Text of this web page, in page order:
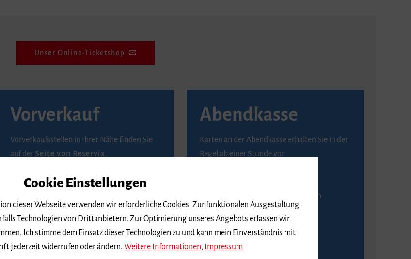
Unser Online-Ticketshop
Vorverkauf
Vorverkaufsstellen in Ihrer Nähe finden Sie
auf der Seite von Reservix.
BZ-Kartenservice Freiburg
79098 Freiburg
Telefon 0761 4968888 (Reservierungen sind
bis drei Tage vor einem Konzert möglich)
Abendkasse
Karten an der Abendkasse erhalten Sie in der
Regel ab einer Stunde vor
An der Abendkasse ist ausschließlich
Barzahlung möglich.
Cookie Einstellungen
dieser Webseite verwenden wir erforderliche Cookies. Zur funktionalen Ausgestaltung
Technologien von Drittanbietern. Zur Optimierung unseres Angebots erfassen wir
Ich stimme dem Einsatz dieser Technologien zu und kann mein Einverständnis mit
jederzeit widerrufen oder ändern. Weitere Informationen, Impressum